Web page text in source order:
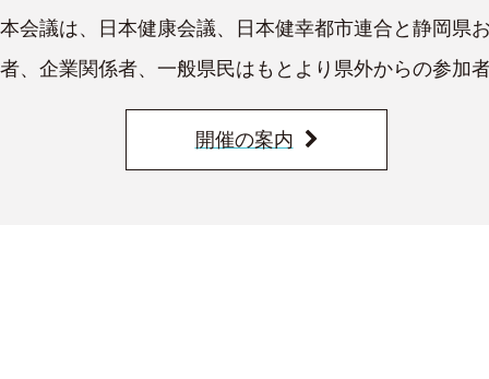
本会議は、日本健康会議、日本健幸都市連合と静岡県
者、企業関係者、一般県民はもとより県外からの参加
開催の案内